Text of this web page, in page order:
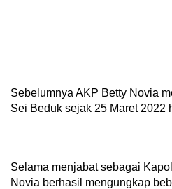
Sebelumnya AKP Betty Novia
Sei Beduk sejak 25 Maret 2022
Selama menjabat sebagai
Novia berhasil mengungkap